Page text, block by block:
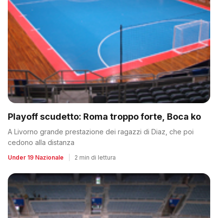
Playoff scudetto: Roma troppo forte, Boca ko
A Livorno grande prestazione dei ragazzi di Diaz, che poi
cedono alla distanza
Under 19 Nazionale 2 min di lettura